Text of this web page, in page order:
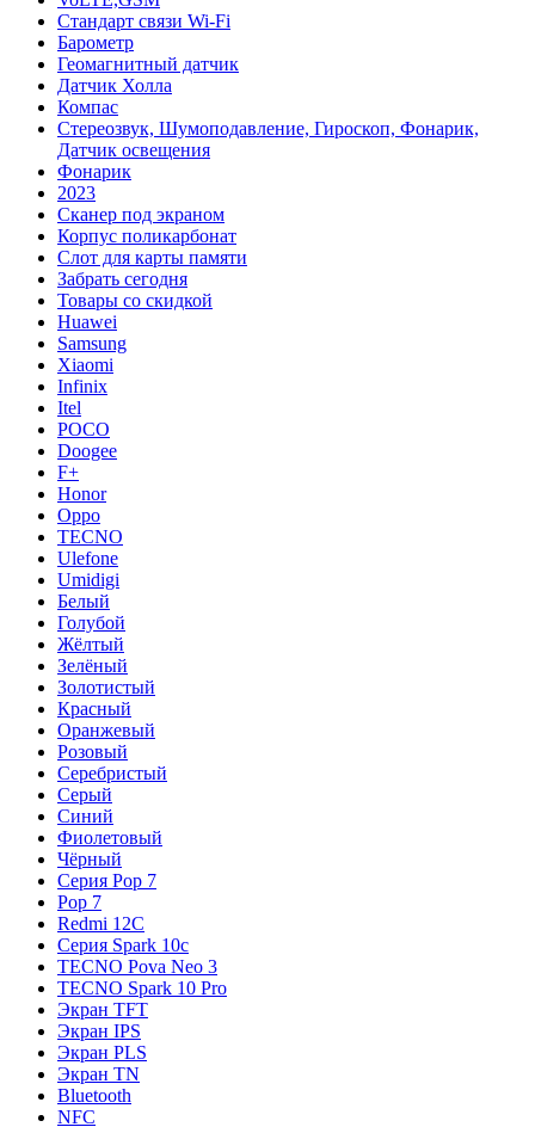
Cтандарт связи Wi-Fi
Барометр
Геомагнитный датчик
Датчик Холла
Компас
Стереозвук, Шумоподавление, Гироскоп, Фонарик,
Датчик освещения
Фонарик
2023
Сканер под экраном
Корпус поликарбонат
Слот для карты памяти
Забрать сегодня
Товары со скидкой
Huawei
Samsung
Xiaomi
Infinix
Itel
POCO
Doogee
F+
Honor
Oppo
TECNO
Ulefone
Umidigi
Белый
Голубой
Жёлтый
Зелёный
Золотистый
Красный
Оранжевый
Розовый
Серебристый
Серый
Синий
Фиолетовый
Чёрный
Серия Pop 7
Pop 7
Redmi 12C
Серия Spark 10c
TECNO Pova Neo 3
TECNO Spark 10 Pro
Экран TFT
Экран IPS
Экран PLS
Экран TN
Bluetooth
NFC